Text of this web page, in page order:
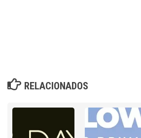
RELACIONADOS